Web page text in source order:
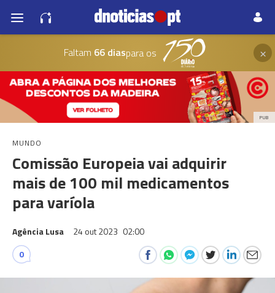
Faltam 66 diaspara os ×
PUB
MUNDO
Comissão Europeia vai adquirir
mais de 100 mil medicamentos
para varíola
Agência Lusa 24 out 2023 02:00
0